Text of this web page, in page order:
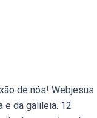
de nós! Webjesus
e da galileia. 12